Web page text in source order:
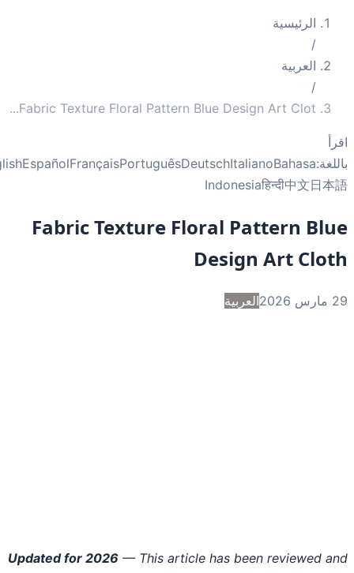
الرئيسية
العربية
Fabric Texture Floral Pattern Blue Design Art Clot
...
EnglishEspañolFrançaisPortuguêsDeutschItalianoBahasa
Indonesiaहिन्दी中文日
Fabric Texture Floral Pattern
Design Art
العربية
Updated for 2026 — This article has been reviewed